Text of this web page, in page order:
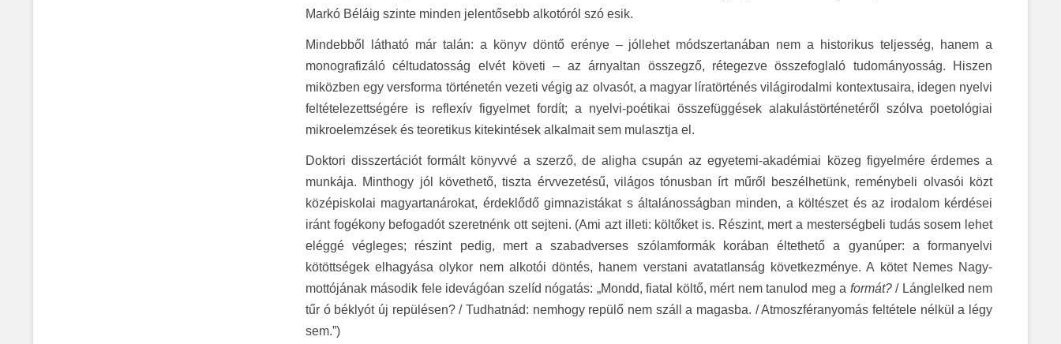
Markó Béláig szinte minden jelentősebb alkotóról szó esik.
Mindebből látható már talán: a könyv döntő erénye – jóllehet módszertanában nem a historikus teljesség, hanem a
monografizáló céltudatosság elvét követi – az árnyaltan összegző, rétegezve összefoglaló tudományosság. Hiszen
miközben egy versforma történetén vezeti végig az olvasót, a magyar líratörténés világirodalmi kontextusaira, idegen nyelvi
feltételezettségére is reflexív figyelmet fordít; a nyelvi-poétikai összefüggések alakulástörténetéről szólva poetológiai
mikroelemzések és teoretikus kitekintések alkalmait sem mulasztja el.
Doktori disszertációt formált könyvvé a szerző, de aligha csupán az egyetemi-akadémiai közeg figyelmére érdemes a
munkája. Minthogy jól követhető, tiszta érvvezetésű, világos tónusban írt műről beszélhetünk, reménybeli olvasói közt
középiskolai magyartanárokat, érdeklődő gimnazistákat s általánosságban minden, a költészet és az irodalom kérdései
iránt fogékony befogadót szeretnénk ott sejteni. (Ami azt illeti: költőket is. Részint, mert a mesterségbeli tudás sosem lehet
eléggé végleges; részint pedig, mert a szabadverses szólamformák korában éltethető a gyanúper: a formanyelvi
kötöttségek elhagyása olykor nem alkotói döntés, hanem verstani avatatlanság következménye. A kötet Nemes Nagy-
mottójának második fele idevágóan szelíd nógatás: „Mondd, fiatal költő, mért nem tanulod meg a formát?/ Lánglelked nem
tűr ó béklyót új repülésen? / Tudhatnád: nemhogy repülő nem száll a magasba. / Atmoszféranyomás feltétele nélkül a légy
sem.”)